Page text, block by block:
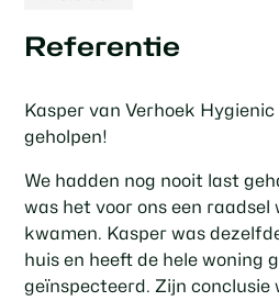
Referentie
Kasper van Verhoek
geholpen!
We hadden nog nooit last
was het voor ons een raadsel
kwamen. Kasper was
huis en heeft de hele woning
geïnspecteerd. Zijn conclusie